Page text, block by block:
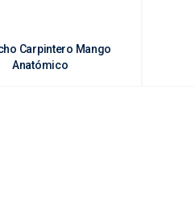
Carpintero Mango
Anatómico